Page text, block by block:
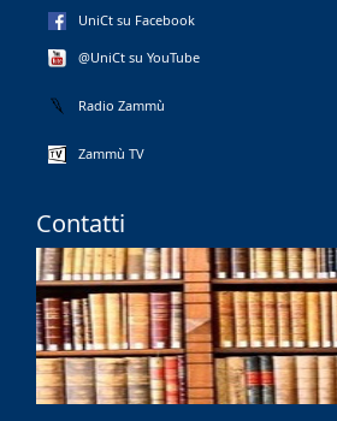
UniCt su Facebook
@UniCt su YouTube
Radio Zammù
Zammù TV
Contatti